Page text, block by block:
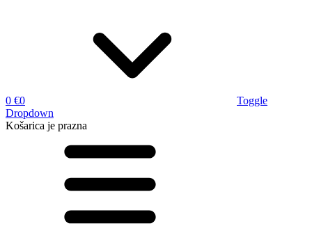
0 €0
Toggle
Dropdown
Košarica je prazna